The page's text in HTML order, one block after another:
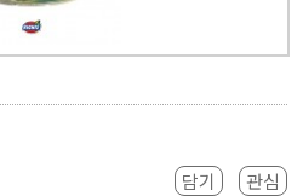
담기 관심